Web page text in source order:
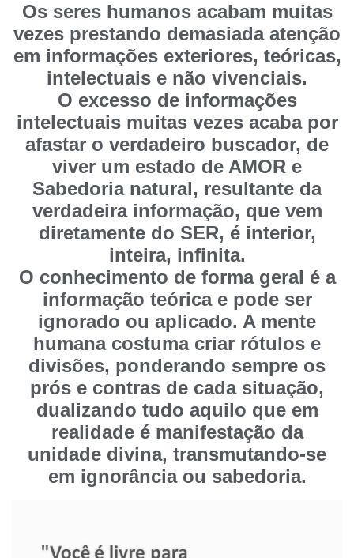
Os seres humanos acabam muitas
vezes prestando demasiada atenção
em informações exteriores, teóricas,
intelectuais e não vivenciais.
O excesso de informações
intelectuais muitas vezes acaba por
afastar o verdadeiro buscador, de
viver um estado de AMOR e
Sabedoria natural, resultante da
verdadeira informação, que vem
diretamente do SER, é interior,
inteira, infinita.
O conhecimento de forma geral é a
informação teórica e pode ser
ignorado ou aplicado. A mente
humana costuma criar rótulos e
divisões, ponderando sempre os
prós e contras de cada situação,
dualizando tudo aquilo que em
realidade é manifestação da
unidade divina, transmutando-se
em ignorância ou sabedoria.